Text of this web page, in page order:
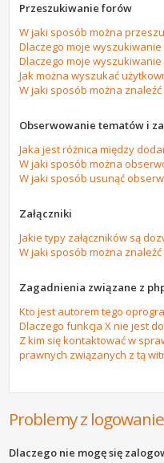
Przeszukiwanie forów
W jaki sposób można
Dlaczego moje
Dlaczego moje
Jak można wyszukać
W jaki sposób można
Obserwowanie tematów i
Jaka jest różnica między
W jaki sposób można
W jaki sposób usunąć
Załączniki
Jakie typy załączników są
W jaki sposób można
Zagadnienia związane z
Kto jest autorem tego
Dlaczego funkcja X nie jest
Z kim się kontaktować w
prawnych związanych z tą
Problemy z
Dlaczego nie mogę się